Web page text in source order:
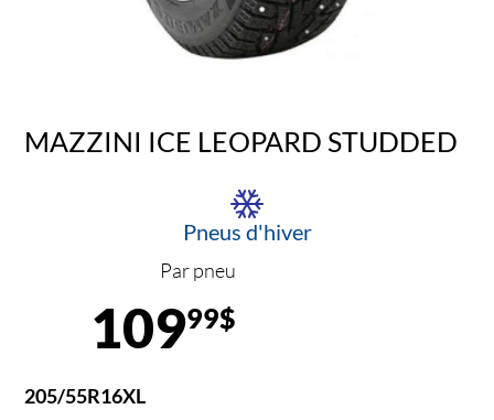
MAZZINI ICE LEOPARD STUDDED
Pneus d'hiver
Par pneu
10999$
205/55R16XL